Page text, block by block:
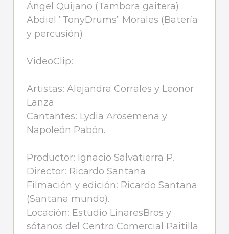
Ángel Quijano (Tambora gaitera)
Abdiel ”TonyDrums” Morales (Batería
y percusión)
VideoClip:
Artistas: Alejandra Corrales y Leonor
Lanza
Cantantes: Lydia Arosemena y
Napoleón Pabón.
Productor: Ignacio Salvatierra P.
Director: Ricardo Santana
Filmación y edición: Ricardo Santana
(Santana mundo).
Locación: Estudio LinaresBros y
sótanos del Centro Comercial Paitilla